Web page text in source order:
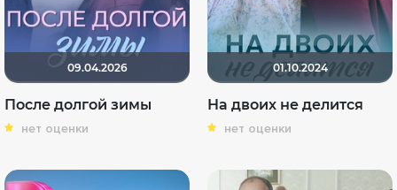
09.04.2026
После долгой зимы
нет оценки
01.10.2024
На двоих не делится
нет оценки